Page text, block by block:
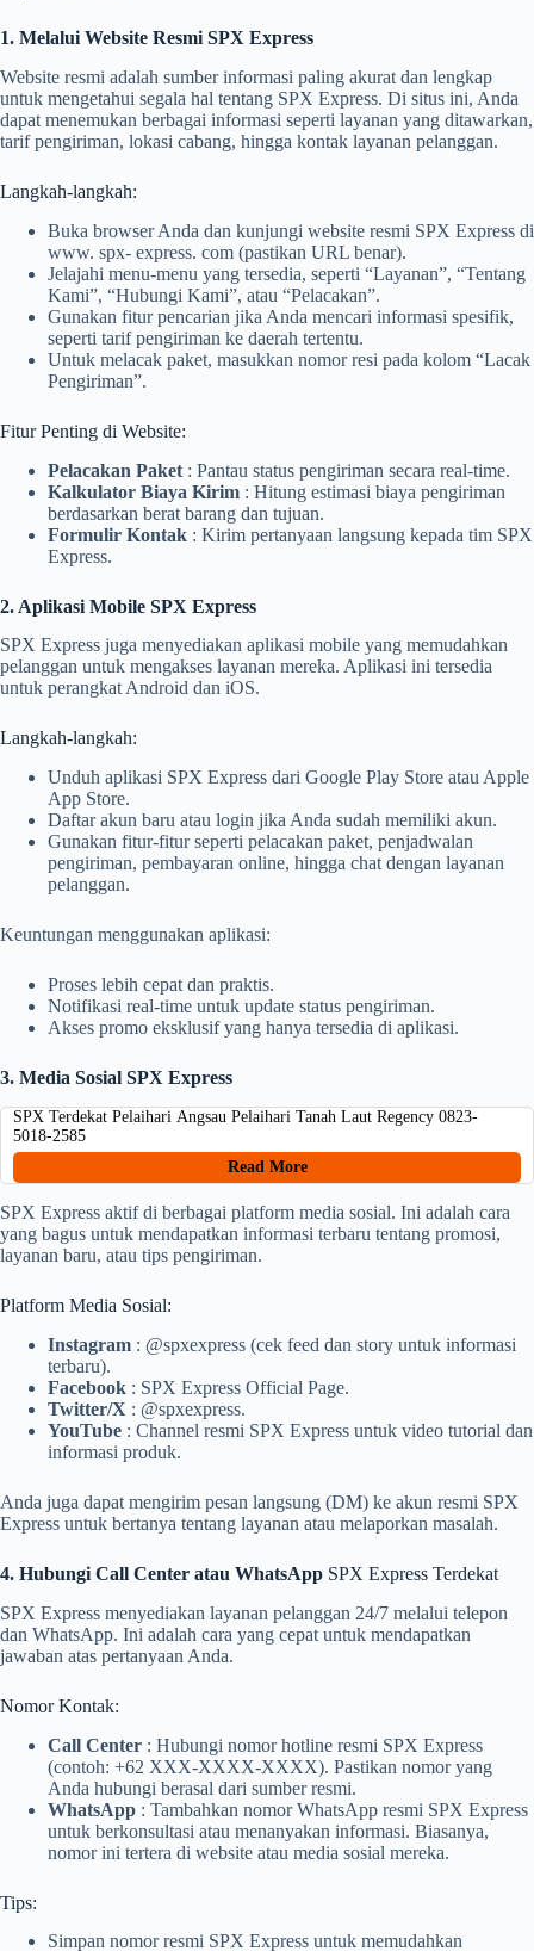
1. Melalui Website Resmi SPX Express
Website resmi adalah sumber informasi paling akurat dan lengkap
untuk mengetahui segala hal tentang SPX Express. Di situs ini, Anda
dapat menemukan berbagai informasi seperti layanan yang ditawarkan,
tarif pengiriman, lokasi cabang, hingga kontak layanan pelanggan.
Langkah-langkah:
Buka browser Anda dan kunjungi website resmi SPX Express di
www. spx- express. com (pastikan URL benar).
Jelajahi menu-menu yang tersedia, seperti “Layanan”, “Tentang
Kami”, “Hubungi Kami”, atau “Pelacakan”.
Gunakan fitur pencarian jika Anda mencari informasi spesifik,
seperti tarif pengiriman ke daerah tertentu.
Untuk melacak paket, masukkan nomor resi pada kolom “Lacak
Pengiriman”.
Fitur Penting di Website:
Pelacakan Paket : Pantau status pengiriman secara real-time.
Kalkulator Biaya Kirim : Hitung estimasi biaya pengiriman
berdasarkan berat barang dan tujuan.
Formulir Kontak : Kirim pertanyaan langsung kepada tim SPX
Express.
2. Aplikasi Mobile SPX Express
SPX Express juga menyediakan aplikasi mobile yang memudahkan
pelanggan untuk mengakses layanan mereka. Aplikasi ini tersedia
untuk perangkat Android dan iOS.
Langkah-langkah:
Unduh aplikasi SPX Express dari Google Play Store atau Apple
App Store.
Daftar akun baru atau login jika Anda sudah memiliki akun.
Gunakan fitur-fitur seperti pelacakan paket, penjadwalan
pengiriman, pembayaran online, hingga chat dengan layanan
pelanggan.
Keuntungan menggunakan aplikasi:
Proses lebih cepat dan praktis.
Notifikasi real-time untuk update status pengiriman.
Akses promo eksklusif yang hanya tersedia di aplikasi.
3. Media Sosial SPX Express
SPX Terdekat Pelaihari Angsau Pelaihari Tanah Laut Regency 0823-
5018-2585
Read More
SPX Express aktif di berbagai platform media sosial. Ini adalah cara
yang bagus untuk mendapatkan informasi terbaru tentang promosi,
layanan baru, atau tips pengiriman.
Platform Media Sosial:
Instagram : @spxexpress (cek feed dan story untuk informasi
terbaru).
Facebook : SPX Express Official Page.
Twitter/X : @spxexpress.
YouTube : Channel resmi SPX Express untuk video tutorial dan
informasi produk.
Anda juga dapat mengirim pesan langsung (DM) ke akun resmi SPX
Express untuk bertanya tentang layanan atau melaporkan masalah.
4. Hubungi Call Center atau WhatsApp SPX Express Terdekat
SPX Express menyediakan layanan pelanggan 24/7 melalui telepon
dan WhatsApp. Ini adalah cara yang cepat untuk mendapatkan
jawaban atas pertanyaan Anda.
Nomor Kontak:
Call Center : Hubungi nomor hotline resmi SPX Express
(contoh: +62 XXX-XXXX-XXXX). Pastikan nomor yang
Anda hubungi berasal dari sumber resmi.
WhatsApp : Tambahkan nomor WhatsApp resmi SPX Express
untuk berkonsultasi atau menanyakan informasi. Biasanya,
nomor ini tertera di website atau media sosial mereka.
Tips:
Simpan nomor resmi SPX Express untuk memudahkan